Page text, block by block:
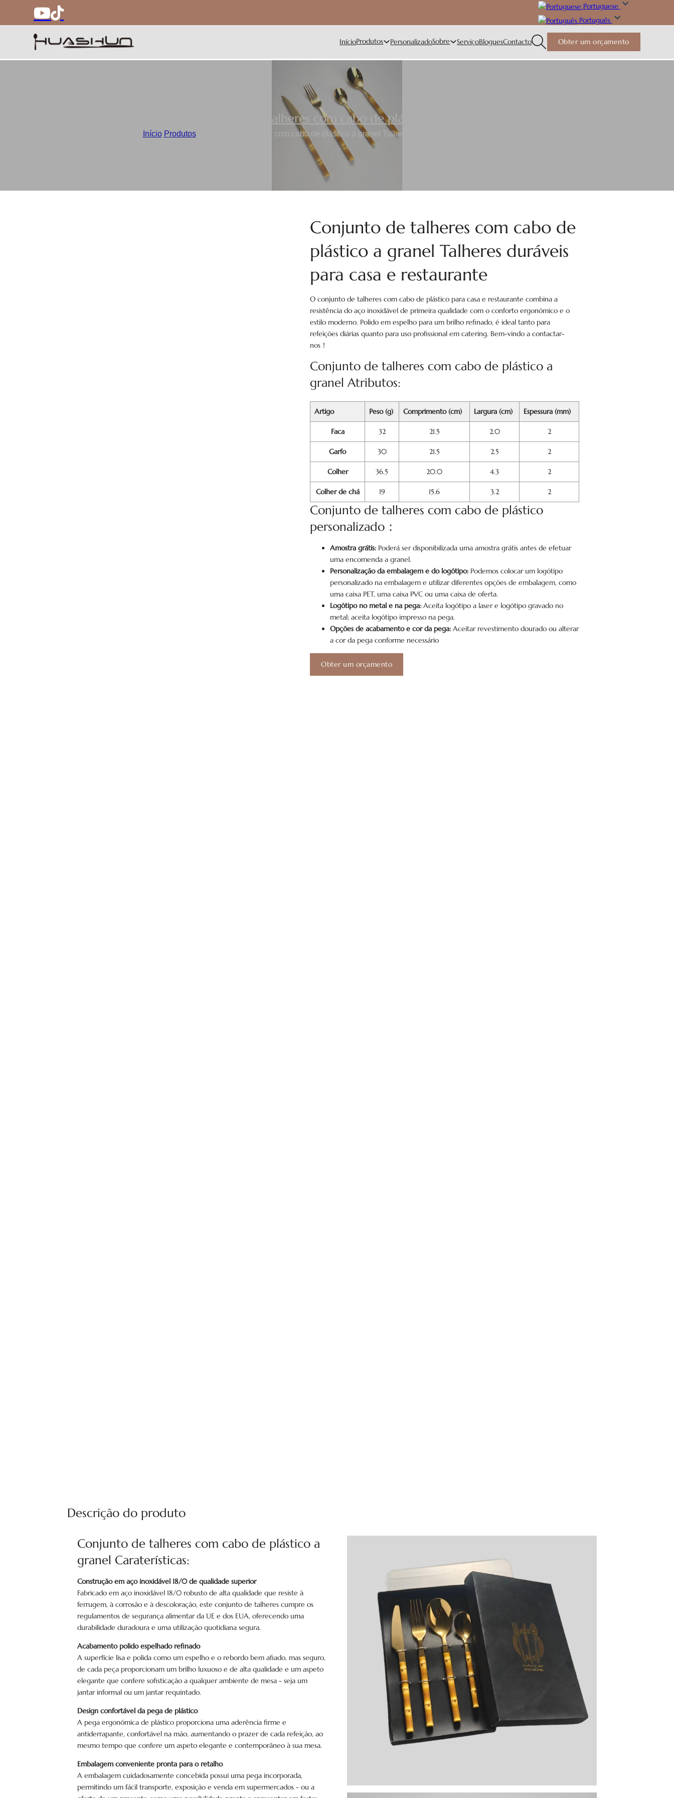
Portuguese
Português
InícioProdutos PersonalizadoSobre ServiçoBloguesContacto Obter um orçamento
Conjunto de talheres com cabo de plástico
Início/ Produtos/ Conjunto de talheres com cabo de plástico a granel Talheres duráveis para casa e restaurante
Conjunto de talheres com cabo de
plástico a granel Talheres duráveis
para casa e restaurante
O conjunto de talheres com cabo de plástico para casa e restaurante combina a
resistência do aço inoxidável de primeira qualidade com o conforto ergonómico e o
estilo moderno. Polido em espelho para um brilho refinado, é ideal tanto para
refeições diárias quanto para uso profissional em catering. Bem-vindo a contactar-
nos！
Conjunto de talheres com cabo de plástico a
granel Atributos:
Artigo Peso (g) Comprimento (cm) Largura (cm) Espessura (mm)
Faca 32 21.5 2.0 2
Garfo 30 21.5 2.5 2
Colher 36.5 20.0 4.3 2
Colher de chá 19 15.6 3.2 2
Conjunto de talheres com cabo de plástico
personalizado：
Amostra grátis: Poderá ser disponibilizada uma amostra grátis antes de efetuar
uma encomenda a granel.
Personalização da embalagem e do logótipo: Podemos colocar um logótipo
personalizado na embalagem e utilizar diferentes opções de embalagem, como
uma caixa PET, uma caixa PVC ou uma caixa de oferta.
Logótipo no metal e na pega: Aceita logótipo a laser e logótipo gravado no
metal; aceita logótipo impresso na pega.
Opções de acabamento e cor da pega: Aceitar revestimento dourado ou alterar
a cor da pega conforme necessário
Obter um orçamento
Descrição do produto
Conjunto de talheres com cabo de plástico a
granel Caraterísticas:
Construção em aço inoxidável 18/0 de qualidade superior
Fabricado em aço inoxidável 18/0 robusto de alta qualidade que resiste à
ferrugem, à corrosão e à descoloração, este conjunto de talheres cumpre os
regulamentos de segurança alimentar da UE e dos EUA, oferecendo uma
durabilidade duradoura e uma utilização quotidiana segura.
Acabamento polido espelhado refinado
A superfície lisa e polida como um espelho e o rebordo bem afiado, mas seguro,
de cada peça proporcionam um brilho luxuoso e de alta qualidade e um aspeto
elegante que confere sofisticação a qualquer ambiente de mesa - seja um
jantar informal ou um jantar requintado.
Design confortável da pega de plástico
A pega ergonómica de plástico proporciona uma aderência firme e
antiderrapante, confortável na mão, aumentando o prazer de cada refeição, ao
mesmo tempo que confere um aspeto elegante e contemporâneo à sua mesa.
Embalagem conveniente pronta para o retalho
A embalagem cuidadosamente concebida possui uma pega incorporada,
permitindo um fácil transporte, exposição e venda em supermercados - ou a